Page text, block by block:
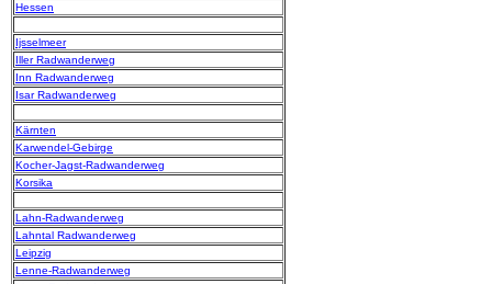
Hessen
Ijsselmeer
Iller Radwanderweg
Inn Radwanderweg
Isar Radwanderweg
Kärnten
Karwendel-Gebirge
Kocher-Jagst-Radwanderweg
Korsika
Lahn-Radwanderweg
Lahntal Radwanderweg
Leipzig
Lenne-Radwanderweg